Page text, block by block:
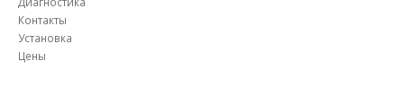
Контакты
Установка
Цены